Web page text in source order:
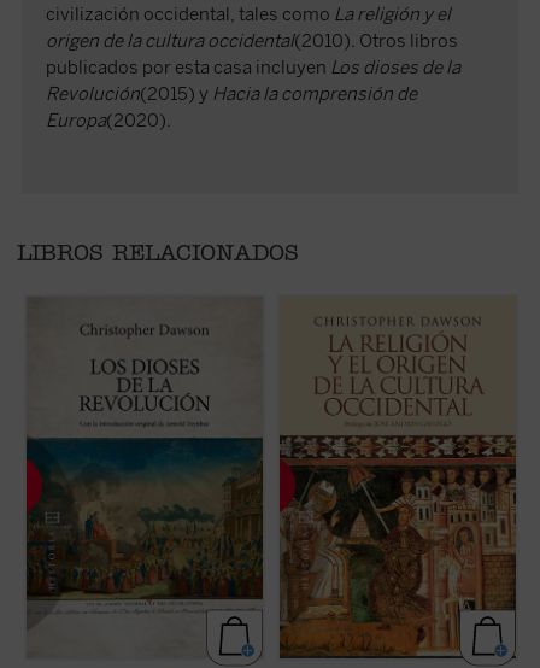
civilización occidental, tales como La religión y el
origen de la cultura occidental(2010). Otros libros
publicados por esta casa incluyen Los dioses de la
Revolución(2015) y Hacia la comprensión de
Europa(2020).
LIBROS RELACIONADOS
del historiador inglés Christopher Dawson,
revoluciones ilustradas, sus causas y sus
consecuencias sociales, económicas o
políticas. La originalidad de su
planteamiento, frente a la historiografía
más habitual, radica en su ...(ver ficha)
cuales he escrito no debe buscarse en el
orden externo que crearon o que intentaron
crear, sino en el cambio interno que
produjeron en el alma del hombre
occidental, cambio que nunca podrá
destruirse íntegramente, salvo por la total
negación o destrucción de este mismo ...
(ver ficha)